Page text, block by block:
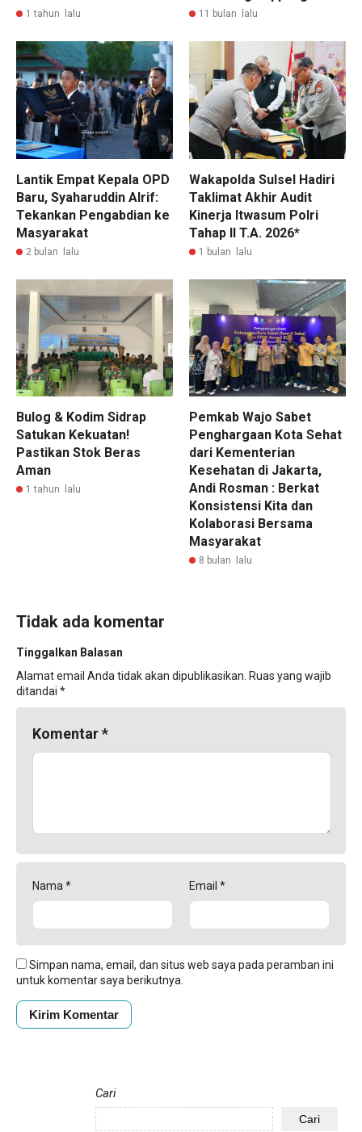
1 tahun lalu 11 bulan lalu
Lantik Empat Kepala OPD
Baru, Syaharuddin Alrif:
Tekankan Pengabdian ke
Masyarakat
2 bulan lalu
Wakapolda Sulsel Hadiri
Taklimat Akhir Audit
Kinerja Itwasum Polri
Tahap II T.A. 2026*
1 bulan lalu
Bulog & Kodim Sidrap
Satukan Kekuatan!
Pastikan Stok Beras
Aman
1 tahun lalu
Pemkab Wajo Sabet
Penghargaan Kota Sehat
dari Kementerian
Kesehatan di Jakarta,
Andi Rosman : Berkat
Konsistensi Kita dan
Kolaborasi Bersama
Masyarakat
8 bulan lalu
Tidak ada komentar
Tinggalkan Balasan
Alamat email Anda tidak akan dipublikasikan. Ruas yang wajib
ditandai *
Komentar*
Nama* Email *
Simpan nama, email, dan situs web saya pada peramban ini
untuk komentar saya berikutnya.
Cari
Cari